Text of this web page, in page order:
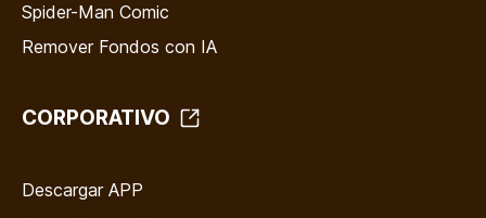
Spider-Man Comic
Remover Fondos con IA
CORPORATIVO
Descargar APP